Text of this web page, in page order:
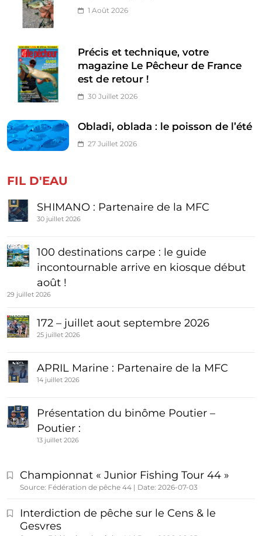
1 Août 2026
Précis et technique, votre
magazine Le Pêcheur de France
est de retour !
30 Juillet 2026
Obladi, oblada : le poisson de l’été
27 Juillet 2026
FIL D'EAU
SHIMANO : Partenaire de la MFC
30 juillet 2026
100 destinations carpe : le guide
incontournable arrive en kiosque début
août !
29 juillet 2026
172 – juillet aout septembre 2026
25 juillet 2026
APRIL Marine : Partenaire de la MFC
14 juillet 2026
Présentation du binôme Poutier –
Poutier :
13 juillet 2026
Championnat « Junior Fishing Tour 44 »
Source: Fédération de pêche 44 Date: 2026-07-03
Interdiction de pêche sur le Cens & le
Gesvres